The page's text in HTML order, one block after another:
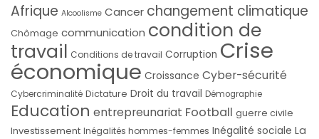
Afrique Alcoolisme Cancer changement climatique
Chômage communication condition de
travail Conditions de travail Corruption Crise
économique Croissance Cyber-sécurité
Cybercriminalité Dictature Droit du travail Démographie
Education entrepreunariat Football guerre civile
Investissement Inégalités hommes-femmes Inégalité sociale La